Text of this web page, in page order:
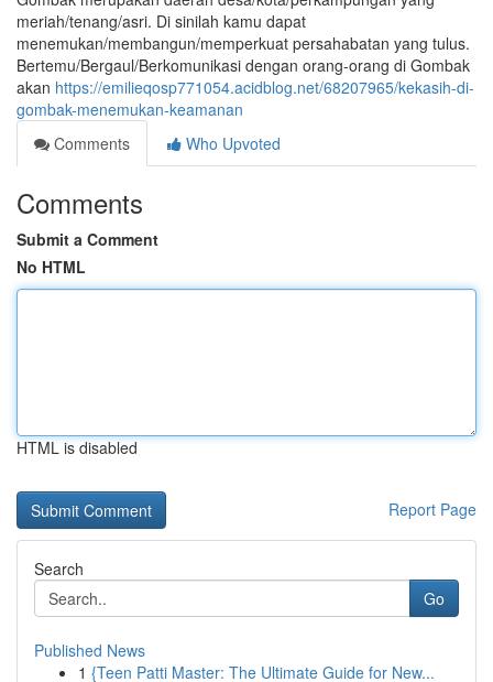
meriah/tenang/asri. Di sinilah kamu dapat
menemukan/membangun/memperkuat persahabatan yang tulus.
Bertemu/Bergaul/Berkomunikasi dengan orang-orang di Gombak
akan https://emilieqosp771054.acidblog.net/68207965/kekasih-di-
gombak-menemukan-keamanan
Comments
Who Upvoted
Comments
Submit a Comment
No HTML
HTML is disabled
Report Page
Search
Go
Published News
1 {Teen Patti Master: The Ultimate Guide for New...